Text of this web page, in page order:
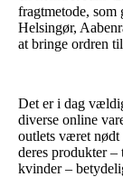
fragtmetode, som
Helsingør,
at bringe ordren
Det er i dag
diverse online
outlets været nødt
deres produkter
kvinder –